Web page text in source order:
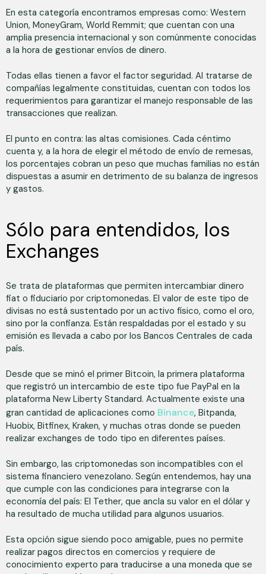
En esta categoría encontramos empresas como: Western
Union, MoneyGram, World Remmit; que cuentan con una
amplia presencia internacional y son comúnmente conocidas
a la hora de gestionar envíos de dinero.
Todas ellas tienen a favor el factor seguridad. Al tratarse de
compañías legalmente constituidas, cuentan con todos los
requerimientos para garantizar el manejo responsable de las
transacciones que realizan.
El punto en contra: las altas comisiones. Cada céntimo
cuenta y, a la hora de elegir el método de envío de remesas,
los porcentajes cobran un peso que muchas familias no están
dispuestas a asumir en detrimento de su balanza de ingresos
y gastos.
Sólo para entendidos, los
Exchanges
Se trata de plataformas que permiten intercambiar dinero
fiat o fiduciario por criptomonedas. El valor de este tipo de
divisas no está sustentado por un activo físico, como el oro,
sino por la confianza. Están respaldadas por el estado y su
emisión es llevada a cabo por los Bancos Centrales de cada
país.
Desde que se minó el primer Bitcoin, la primera plataforma
que registró un intercambio de este tipo fue PayPal en la
plataforma New Liberty Standard. Actualmente existe una
gran cantidad de aplicaciones como Binance, Bitpanda,
Huobix, Bitfinex, Kraken, y muchas otras donde se pueden
realizar exchanges de todo tipo en diferentes países.
Sin embargo, las criptomonedas son incompatibles con el
sistema financiero venezolano. Según entendemos, hay una
que cumple con las condiciones para integrarse con la
economía del país: El Tether, que ancla su valor en el dólar y
ha resultado de mucha utilidad para algunos usuarios.
Esta opción sigue siendo poco amigable, pues no permite
realizar pagos directos en comercios y requiere de
conocimiento experto para traducirse a una moneda que se